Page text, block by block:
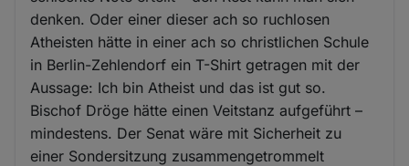
denken. Oder einer dieser ach so ruchlosen
Atheisten hätte in einer ach so christlichen Schule
in Berlin-Zehlendorf ein T-Shirt getragen mit der
Aussage: Ich bin Atheist und das ist gut so.
Bischof Dröge hätte einen Veitstanz aufgeführt –
mindestens. Der Senat wäre mit Sicherheit zu
einer Sondersitzung zusammengetrommelt